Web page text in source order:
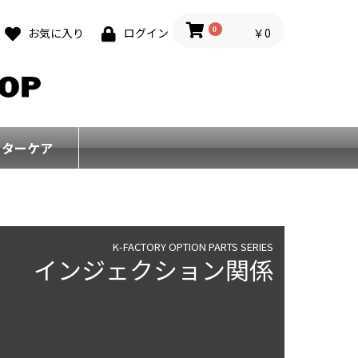
お気に入り ログイン 0 ￥0
ーケア
K-FACTORY OPTION PARTS SERIES
インジェクション関係